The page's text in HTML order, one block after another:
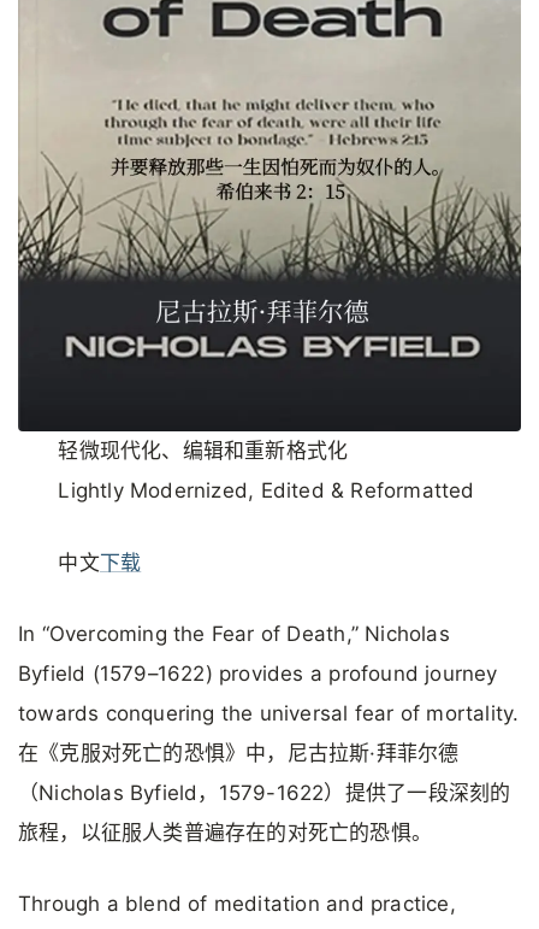
轻微现代化、编辑和重新格式化
Lightly Modernized, Edited & Reformatted
中文下载
In “Overcoming the Fear of Death,” Nicholas
Byfield (1579–1622) provides a profound journey
towards conquering the universal fear of mortality.
在《克服对死亡的恐惧》中，尼古拉斯·拜菲尔德
（Nicholas Byfield，1579-1622）提供了一段深刻的
旅程，以征服人类普遍存在的对死亡的恐惧。
Through a blend of meditation and practice,